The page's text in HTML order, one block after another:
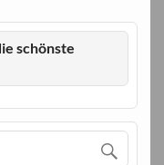
schönste